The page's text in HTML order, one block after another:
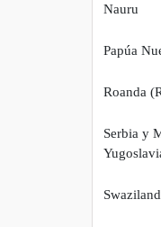
Nauru
Papúa
Roanda
Serbia y